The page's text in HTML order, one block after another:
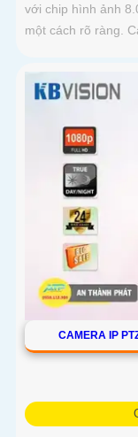
với chip hình ảnh
một cách rõ ràng.
CAMERA IP